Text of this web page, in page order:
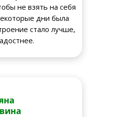
не взять на себя
дни была
стало лучше,